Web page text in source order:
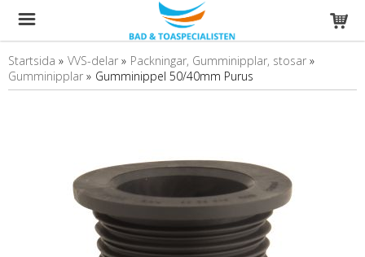
Startsida » VVS-delar » Packningar, Gumminipplar, stosar »
Gumminipplar » Gumminippel 50/40mm Purus